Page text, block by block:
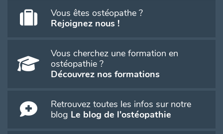
Vous êtes ostéopathe ?
Rejoignez nous !
Vous cherchez une formation en
ostéopathie ?
Découvrez nos formations
Retrouvez toutes les infos sur notre
blog Le blog de l'ostéopathie